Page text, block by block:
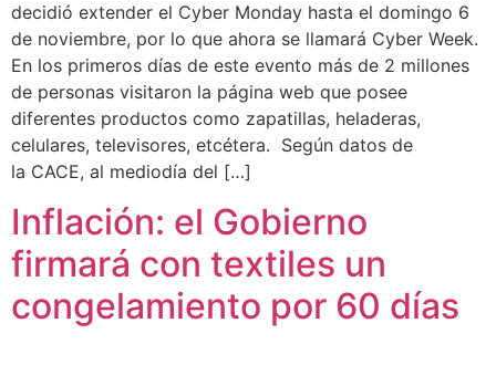
decidió extender el Cyber Monday hasta el domingo 6
de noviembre, por lo que ahora se llamará Cyber Week.
En los primeros días de este evento más de 2 millones
de personas visitaron la página web que posee
diferentes productos como zapatillas, heladeras,
celulares, televisores, etcétera. Según datos de
la CACE, al mediodía del […]
Inflación: el Gobierno
firmará con textiles un
congelamiento por 60 días